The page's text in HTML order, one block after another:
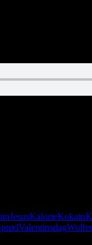
JesusKalorieKokain
Valentinsdag